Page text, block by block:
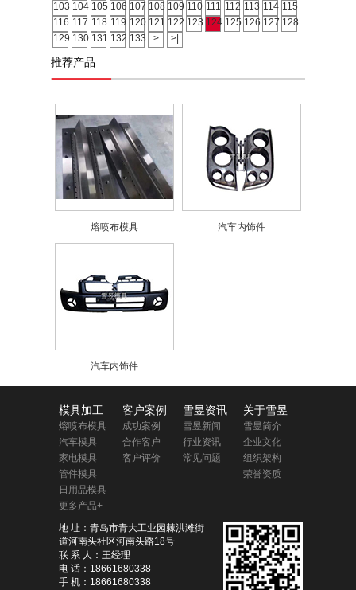
103 104 105 106 107 108 109 110 111 112 113 114 115
116 117 118 119 120 121 122 123 124 125 126 127 128
129 130 131 132 133 > >|
推荐产品
熔喷布模具 汽车内饰件
汽车内饰件
模具加工
熔喷布模具
汽车模具
家电模具
管件模具
日用品模具
更多产品+
客户案例
成功案例
合作客户
客户评价
雪昱资讯
雪昱新闻
行业资讯
常见问题
关于雪昱
雪昱简介
企业文化
组织架构
荣誉资质
地 址：青岛市青大工业园棘洪滩街
道河南头社区河南头路18号
联 系 人：王经理
电 话：18661680338
手 机：18661680338